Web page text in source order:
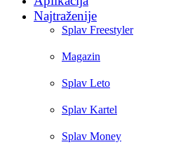
Najtraženije
Splav Freestyler
Magazin
Splav Leto
Splav Kartel
Splav Money